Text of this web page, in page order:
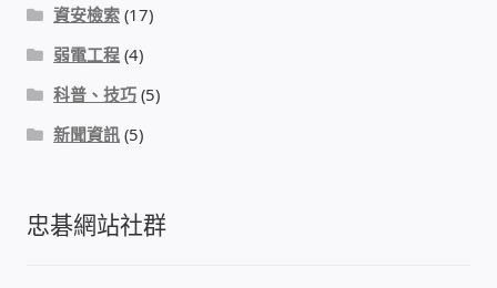
太陽能系統監視器
監視器 信和 TBC 固定IP
監視器RS485開門開鐵門開燈開保全
資安檢索 (17)
弱電工程 (4)
科普、技巧 (5)
新聞資訊 (5)
忠碁網站社群